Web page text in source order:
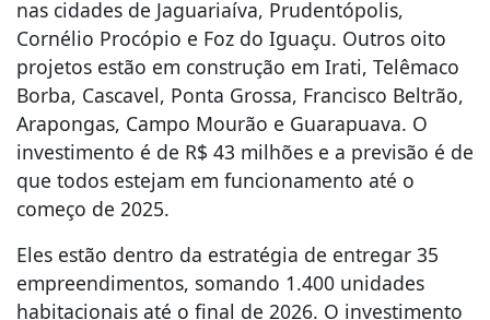
nas cidades de Jaguariaíva, Prudentópolis,
Cornélio Procópio e Foz do Iguaçu. Outros oito
projetos estão em construção em Irati, Telêmaco
Borba, Cascavel, Ponta Grossa, Francisco Beltrão,
Arapongas, Campo Mourão e Guarapuava. O
investimento é de R$ 43 milhões e a previsão é de
que todos estejam em funcionamento até o
começo de 2025.
Eles estão dentro da estratégia de entregar 35
empreendimentos, somando 1.400 unidades
habitacionais até o final de 2026. O investimento